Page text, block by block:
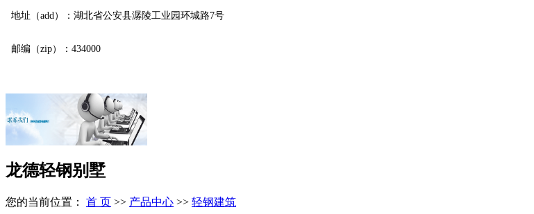
地址（add）：湖北省公安县潺陵工业园环城路7号
邮编（zip）：434000
龙德轻钢别墅
您的当前位置： 首 页 >> 产品中心 >> 轻钢建筑